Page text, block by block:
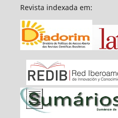
Revista indexada em: